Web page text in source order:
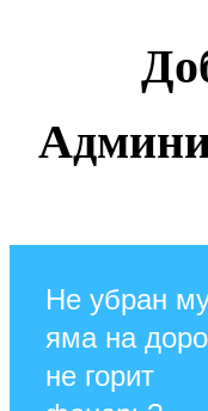
Не убран
яма на
не горит